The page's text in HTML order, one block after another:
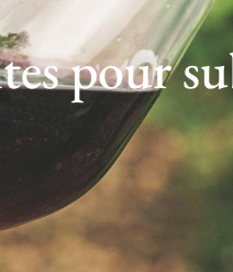
pour